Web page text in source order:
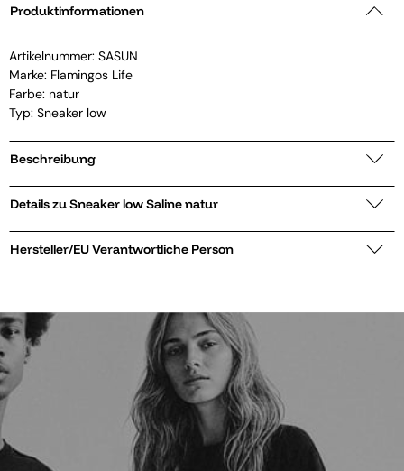
Produktinformationen
Artikelnummer: SASUN
Marke: Flamingos Life
Farbe: natur
Typ: Sneaker low
Beschreibung
Details zu Sneaker low Saline natur
Hersteller/EU Verantwortliche Person